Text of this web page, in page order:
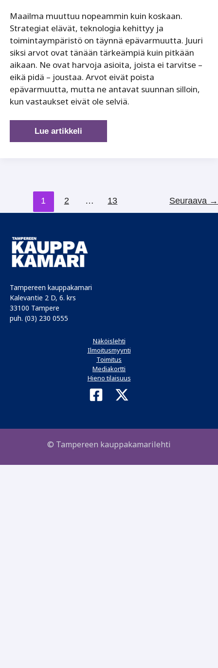
Maailma muuttuu nopeammin kuin koskaan.
Strategiat elävät, teknologia kehittyy ja
toimintaympäristö on täynnä epävarmuutta. Juuri
siksi arvot ovat tänään tärkeämpiä kuin pitkään
aikaan. Ne ovat harvoja asioita, joista ei tarvitse –
eikä pidä – joustaa. Arvot eivät poista
epävarmuutta, mutta ne antavat suunnan silloin,
kun vastaukset eivät ole selviä.
Arvot,
joista
Lue artikkeli
1 2 … 13 Seuraava →
Tampereen kauppakamari
Kalevantie 2 D, 6. krs
33100 Tampere
puh. (03) 230 0555
Näköislehti
Ilmoitusmyynti
Toimitus
Mediakortti
Hieno tilaisuus
© Tampereen kauppakamarilehti